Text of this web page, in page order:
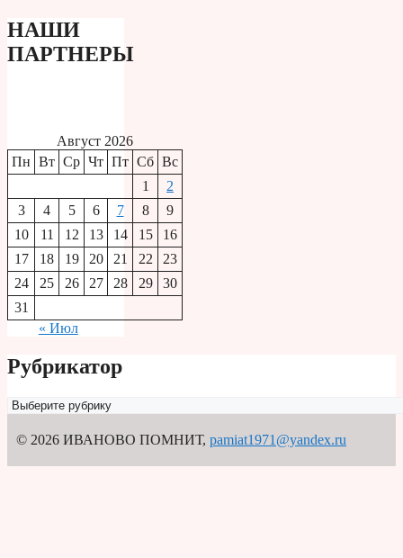
НАШИ
ПАРТНЕРЫ
Август 2026
Пн Вт Ср Чт Пт Сб Вс
1
2
3
4 5 6 7 8
9
10
11 12 13 14 15
16
17
18 19 20 21 22
23
24
25 26 27 28 29
30
31
« Июл
Рубрикатор
Рубрикатор
© 2026 ИВАНОВО ПОМНИТ, pamiat1971@yandex.ru